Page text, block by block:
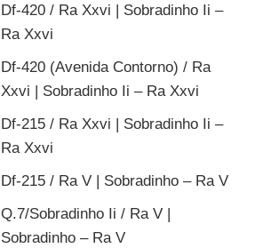
Df-420 / Ra Xxvi | Sobradinho Ii –
Ra Xxvi
Df-420 (Avenida Contorno) / Ra
Xxvi | Sobradinho Ii – Ra Xxvi
Df-215 / Ra Xxvi | Sobradinho Ii –
Ra Xxvi
Df-215 / Ra V | Sobradinho – Ra V
Q.7/Sobradinho Ii / Ra V |
Sobradinho – Ra V